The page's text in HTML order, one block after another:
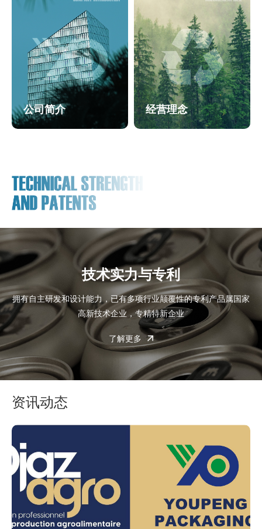
公司简介 经营理念
技术实力与专利
拥有自主研发和设计能力，已有多项行业颠覆性的专利产品属国家
高新技术企业，专精特新企业
了解更多
资讯动态